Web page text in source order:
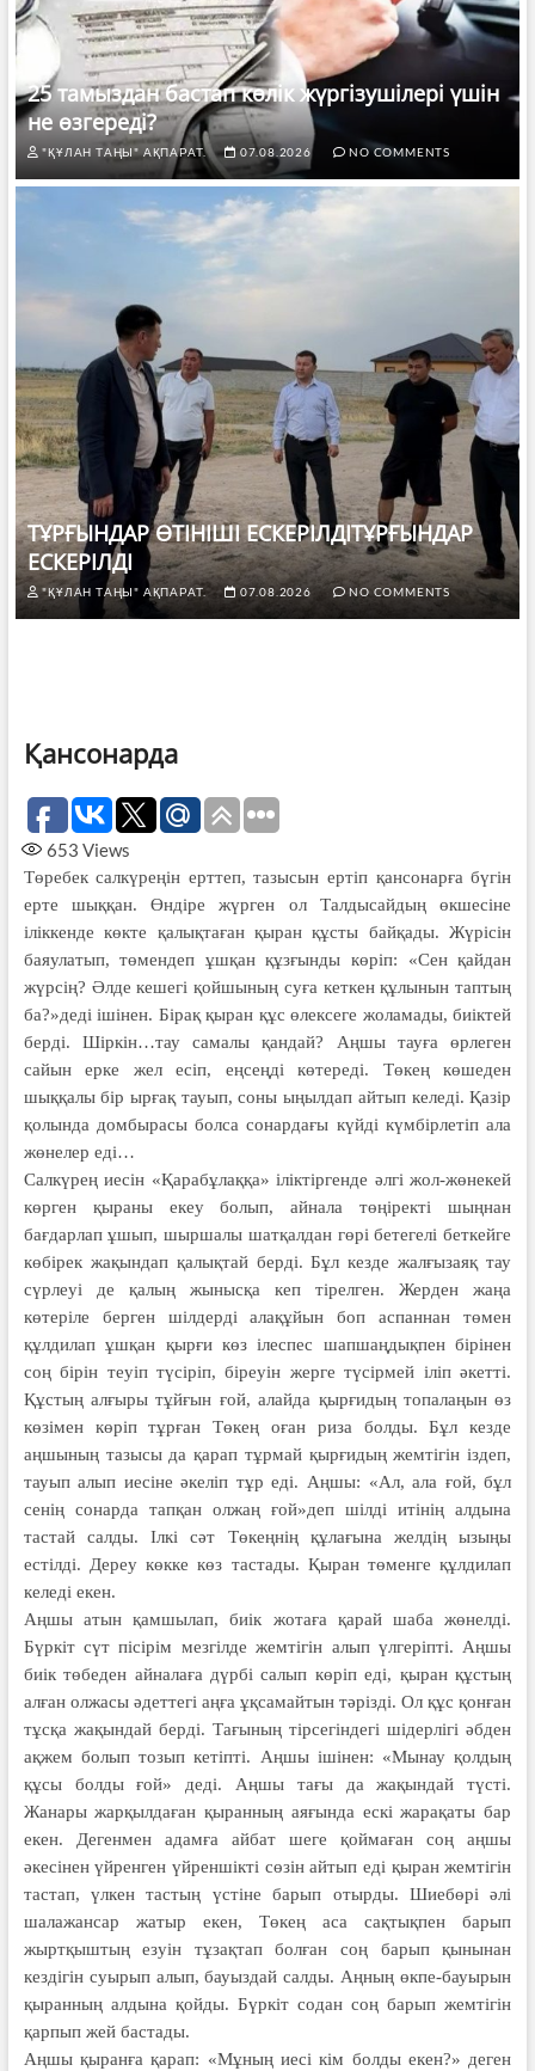
25 тамыздан бастап көлік жүргізушілері үшін
не өзгереді?
"ҚҰЛАН ТАҢЫ" АҚПАРАТ. 07.08.2026 NO COMMENTS
ТҰРҒЫНДАР ӨТІНІШІ ЕСКЕРІЛДІТҰРҒЫНДАР
ЕСКЕРІЛДІ
"ҚҰЛАН ТАҢЫ" АҚПАРАТ. 07.08.2026 NO COMMENTS
Қансонарда
653 Views
Төребек салкүреңін ерттеп, тазысын ертіп қансонарға бүгін
ерте шыққан. Өндіре жүрген ол Талдысайдың өкшесіне
іліккенде көкте қалықтаған қыран құсты байқады. Жүрісін
баяулатып, төмендеп ұшқан құзғынды көріп: «Сен қайдан
жүрсің? Әлде кешегі қойшының суға кеткен құлынын таптың
ба?»деді ішінен. Бірақ қыран құс өлексеге жоламады, биіктей
берді. Шіркін…тау самалы қандай? Аңшы тауға өрлеген
сайын ерке жел есіп, еңсеңді көтереді. Төкең көшеден
шыққалы бір ырғақ тауып, соны ыңылдап айтып келеді. Қазір
қолында домбырасы болса сонардағы күйді күмбірлетіп ала
жөнелер еді…
Салкүрең иесін «Қарабұлаққа» іліктіргенде әлгі жол-жөнекей
көрген қыраны екеу болып, айнала төңіректі шыңнан
бағдарлап ұшып, шыршалы шатқалдан гөрі бетегелі беткейге
көбірек жақындап қалықтай берді. Бұл кезде жалғызаяқ тау
сүрлеуі де қалың жынысқа кеп тірелген. Жерден жаңа
көтеріле берген шілдерді алақұйын боп аспаннан төмен
құлдилап ұшқан қырғи көз ілеспес шапшаңдықпен бірінен
соң бірін теуіп түсіріп, біреуін жерге түсірмей іліп әкетті.
Құстың алғыры тұйғын ғой, алайда қырғидың топалаңын өз
көзімен көріп тұрған Төкең оған риза болды. Бұл кезде
аңшының тазысы да қарап тұрмай қырғидың жемтігін іздеп,
тауып алып иесіне әкеліп тұр еді. Аңшы: «Ал, ала ғой, бұл
сенің сонарда тапқан олжаң ғой»деп шілді итінің алдына
тастай салды. Ілкі сәт Төкеңнің құлағына желдің ызыңы
естілді. Дереу көкке көз тастады. Қыран төменге құлдилап
келеді екен.
Аңшы атын қамшылап, биік жотаға қарай шаба жөнелді.
Бүркіт сүт пісірім мезгілде жемтігін алып үлгеріпті. Аңшы
биік төбеден айналаға дүрбі салып көріп еді, қыран құстың
алған олжасы әдеттегі аңға ұқсамайтын тәрізді. Ол құс қонған
тұсқа жақындай берді. Тағының тірсегіндегі шідерлігі әбден
ақжем болып тозып кетіпті. Аңшы ішінен: «Мынау қолдың
құсы болды ғой» деді. Аңшы тағы да жақындай түсті.
Жанары жарқылдаған қыранның аяғында ескі жарақаты бар
екен. Дегенмен адамға айбат шеге қоймаған соң аңшы
әкесінен үйренген үйреншікті сөзін айтып еді қыран жемтігін
тастап, үлкен тастың үстіне барып отырды. Шиебөрі әлі
шалажансар жатыр екен, Төкең аса сақтықпен барып
жыртқыштың езуін тұзақтап болған соң барып қынынан
кездігін суырып алып, бауыздай салды. Аңның өкпе-бауырын
қыранның алдына қойды. Бүркіт содан соң барып жемтігін
қарпып жей бастады.
Аңшы қыранға қарап: «Мұның иесі кім болды екен?» деген